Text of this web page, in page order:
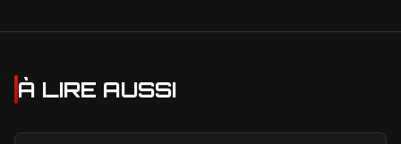
À LIRE AUSSI